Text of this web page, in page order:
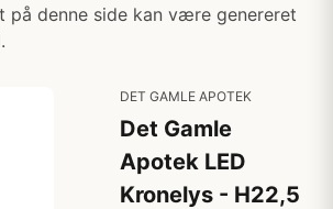
på denne side kan være genereret
DET GAMLE APOTEK
Det Gamle
Apotek LED
Kronelys - H22,5